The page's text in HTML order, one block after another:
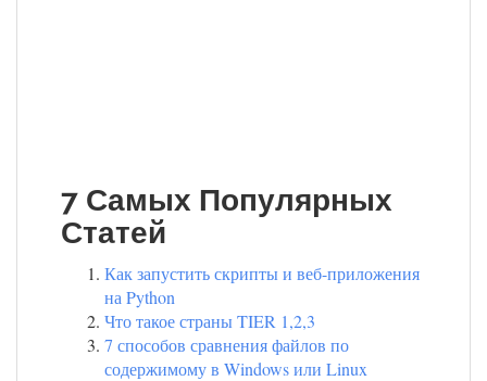
7 Самых Популярных
Статей
Как запустить скрипты и веб-приложения
на Python
Что такое страны TIER 1,2,3
7 способов сравнения файлов по
содержимому в Windows или Linux